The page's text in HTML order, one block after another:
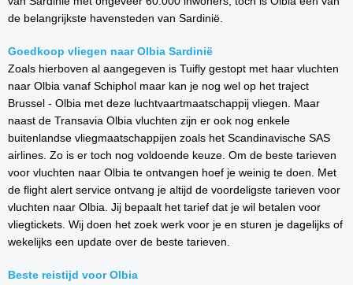
de belangrijkste havensteden van Sardinië.
Goedkoop vliegen naar Olbia Sardinië
Zoals hierboven al aangegeven is Tuifly gestopt met haar vluchten
naar Olbia vanaf Schiphol maar kan je nog wel op het traject
Brussel - Olbia met deze luchtvaartmaatschappij vliegen. Maar
naast de Transavia Olbia vluchten zijn er ook nog enkele
buitenlandse vliegmaatschappijen zoals het Scandinavische SAS
airlines. Zo is er toch nog voldoende keuze. Om de beste tarieven
voor vluchten naar Olbia te ontvangen hoef je weinig te doen. Met
de flight alert service ontvang je altijd de voordeligste tarieven voor
vluchten naar Olbia. Jij bepaalt het tarief dat je wil betalen voor
vliegtickets. Wij doen het zoek werk voor je en sturen je dagelijks of
wekelijks een update over de beste tarieven.
Beste reistijd voor Olbia